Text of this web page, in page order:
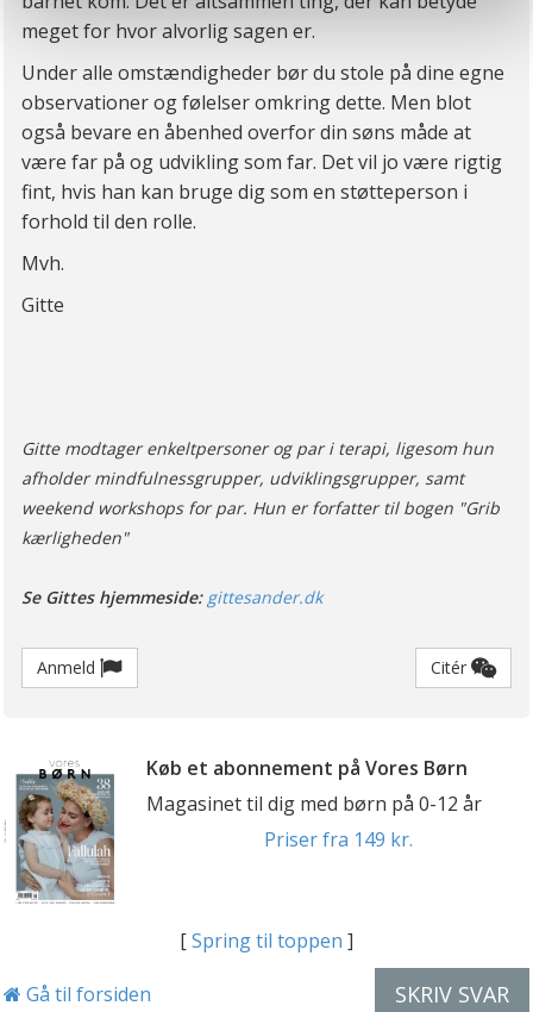
cookies eller tilbagetrækker et samtykke. Du kan læse
mere om vores brug af cookies og behandling af dine
personoplysninger i forbindelse hermed i både
voresprivatlivspolitikogcookiepolitik.
meget for hvor alvorlig sagen er.
Under alle omstændigheder bør du stole på dine egne
observationer og følelser omkring dette. Men blot
også bevare en åbenhed overfor din søns måde at
være far på og udvikling som far. Det vil jo være rigtig
fint, hvis han kan bruge dig som en støtteperson i
forhold til den rolle.
Mvh.
Gitte
Gitte modtager enkeltpersoner og par i terapi, ligesom hun
afholder mindfulnessgrupper, udviklingsgrupper, samt
weekend workshops for par. Hun er forfatter til bogen "Grib
kærligheden"
Se Gittes hjemmeside: gittesander.dk
Anmeld Citér
Køb et abonnement på Vores Børn
Magasinet til dig med børn på 0-12 år
Priser fra 149 kr.
[Spring til toppen ]
Gå til forsiden SKRIV SVAR